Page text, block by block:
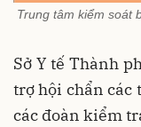
Trung tâm kiểm soát
Sở Y tế Thành
trợ hội chẩn các
các đoàn kiểm